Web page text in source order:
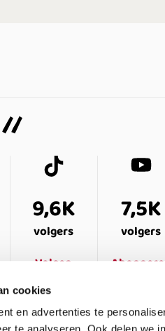
cookies
en advertenties te
9,6K
volgers
Volgen
7,5K
volgers